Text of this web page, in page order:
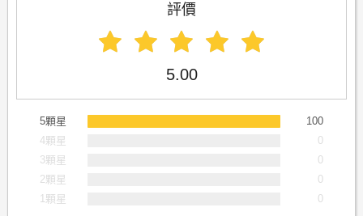
評價
5.00
5顆星
100
4顆星
0
3顆星
0
2顆星
0
1顆星
0